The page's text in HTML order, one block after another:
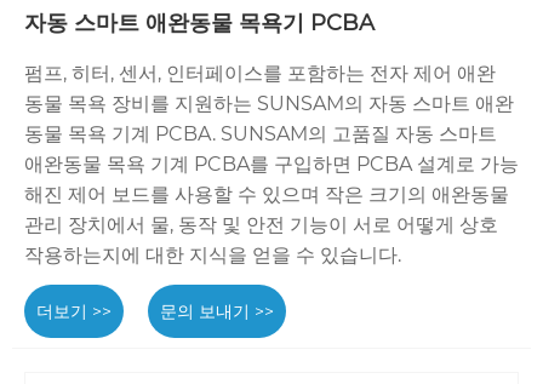
자동 스마트 애완동물 목욕기 PCBA
펌프, 히터, 센서, 인터페이스를 포함하는 전자 제어 애완
동물 목욕 장비를 지원하는 SUNSAM의 자동 스마트 애완
동물 목욕 기계 PCBA. SUNSAM의 고품질 자동 스마트
애완동물 목욕 기계 PCBA를 구입하면 PCBA 설계로 가능
해진 제어 보드를 사용할 수 있으며 작은 크기의 애완동물
관리 장치에서 물, 동작 및 안전 기능이 서로 어떻게 상호
작용하는지에 대한 지식을 얻을 수 있습니다.
더보기 >> 문의 보내기 >>